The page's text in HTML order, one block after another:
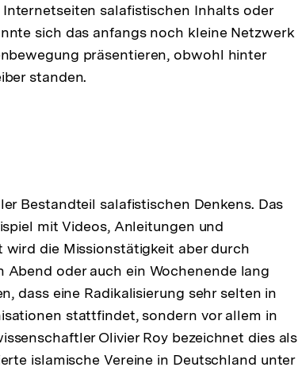
salafistischen Inhalts oder
sich das anfangs noch kleine Netzwerk
präsentieren, obwohl hinter
standen.
Bestandteil salafistischen Denkens. Das
mit Videos, Anleitungen und
die Missionstätigkeit aber durch
oder auch ein Wochenende lang
dass eine Radikalisierung sehr selten in
stattfindet, sondern vor allem in
Olivier Roy bezeichnet dies als
islamische Vereine in Deutschland unter